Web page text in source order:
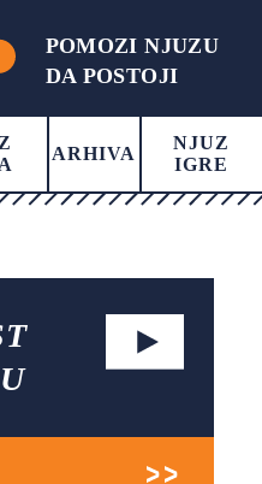
POMOZI NJUZU
DA POSTOJI
ARHIVA
NJUZ
IGRE